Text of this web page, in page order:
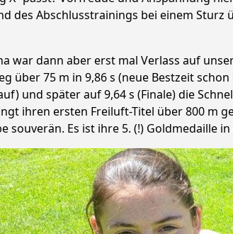
des Abschlusstrainings bei einem
war dann aber erst mal Verlass auf
über 75 m in 9,86 s (neue Bestzeit
und später auf 9,64 s (Finale) die
ihren ersten Freiluft-Titel über 800 m
souverän. Es ist ihre 5. (!) Goldmedaille